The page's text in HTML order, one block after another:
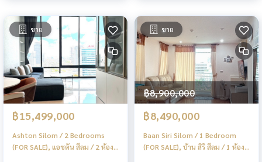
ขาย
฿15,499,000
Ashton Silom / 2 Bedrooms
(FOR SALE), แอชตัน สีลม / 2 ห้อง
ขาย
฿8,900,000
฿8,490,000
Baan Siri Silom / 1 Bedroom
(FOR SALE), บ้าน สิริ สีลม / 1 ห้อง